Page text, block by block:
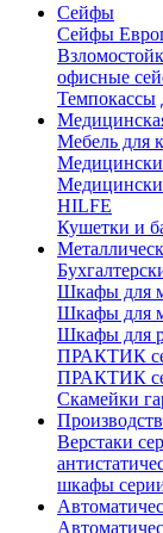
Сейфы
Сейфы
офисные
Темпокассы
Мебель для
HILFE
Кушетки и
Шкафы для
Шкафы для
Шкафы для
ПРАКТИК
ПРАКТИК
Скамейки
Верстаки
шкафы